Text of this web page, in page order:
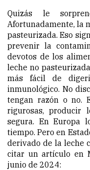
Quizás le
Afortunadamente, la
pasteurizada. Eso
prevenir la
devotos de los
leche no
más fácil de
inmunológico. No
tengan razón o no.
rigurosas, producir
segura. En Europa
tiempo. Pero en
derivado de la leche
citar un artículo en
junio de 2024: